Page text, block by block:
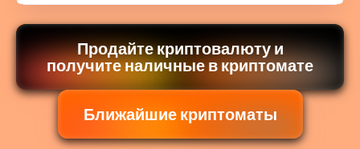
Продайте криптовалюту и
получите наличные в криптомате
Ближайшие криптоматы